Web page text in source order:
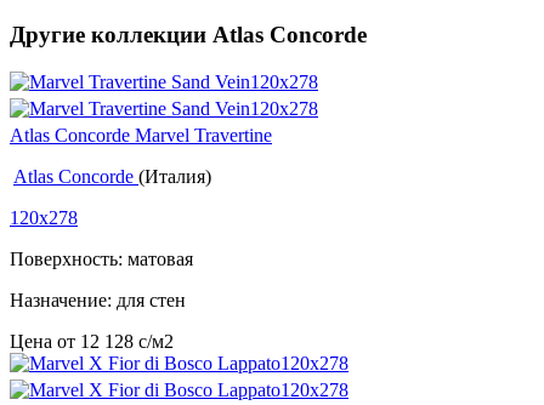
Другие коллекции Atlas Concorde
Atlas Concorde Marvel Travertine
Atlas Concorde (Италия)
120x278
Поверхность: матовая
Назначение: для стен
Цена от 12 128 c/м2